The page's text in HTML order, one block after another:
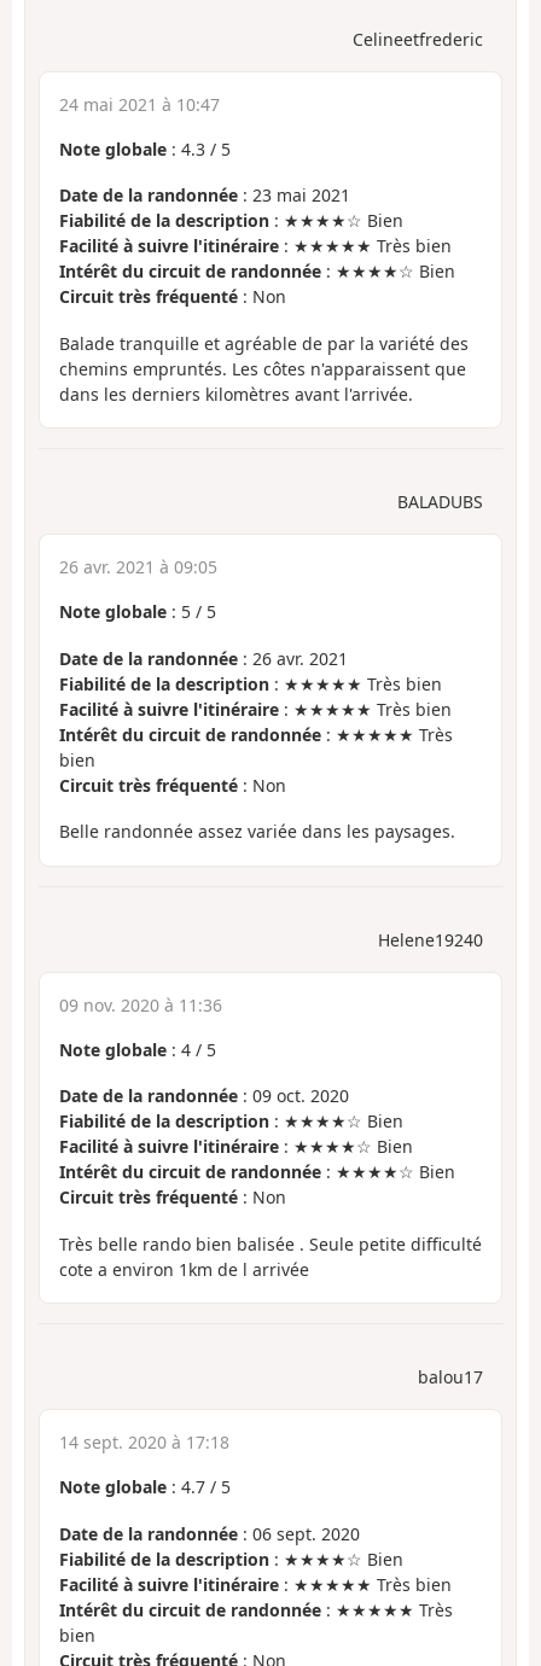
Celineetfrederic
24 mai 2021 à 10:47
Note globale : 4.3 / 5
Date de la randonnée : 23 mai 2021
Fiabilité de la description : ★★★★☆ Bien
Facilité à suivre l'itinéraire : ★★★★★ Très bien
Intérêt du circuit de randonnée : ★★★★☆ Bien
Circuit très fréquenté : Non
Balade tranquille et agréable de par la variété des
chemins empruntés. Les côtes n'apparaissent que
dans les derniers kilomètres avant l'arrivée.
BALADUBS
26 avr. 2021 à 09:05
Note globale : 5 / 5
Date de la randonnée : 26 avr. 2021
Fiabilité de la description : ★★★★★ Très bien
Facilité à suivre l'itinéraire : ★★★★★ Très bien
Intérêt du circuit de randonnée : ★★★★★ Très
bien
Circuit très fréquenté : Non
Belle randonnée assez variée dans les paysages.
Helene19240
09 nov. 2020 à 11:36
Note globale : 4 / 5
Date de la randonnée : 09 oct. 2020
Fiabilité de la description : ★★★★☆ Bien
Facilité à suivre l'itinéraire : ★★★★☆ Bien
Intérêt du circuit de randonnée : ★★★★☆ Bien
Circuit très fréquenté : Non
Très belle rando bien balisée . Seule petite difficulté
cote a environ 1km de l arrivée
balou17
14 sept. 2020 à 17:18
Note globale : 4.7 / 5
Date de la randonnée : 06 sept. 2020
Fiabilité de la description : ★★★★☆ Bien
Facilité à suivre l'itinéraire : ★★★★★ Très bien
Intérêt du circuit de randonnée : ★★★★★ Très
bien
Circuit très fréquenté : Non